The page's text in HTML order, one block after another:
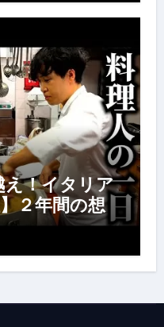
え！イタリア
２年間の想